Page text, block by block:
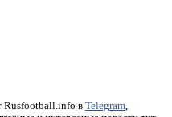
Rusfootball.info в Telegram